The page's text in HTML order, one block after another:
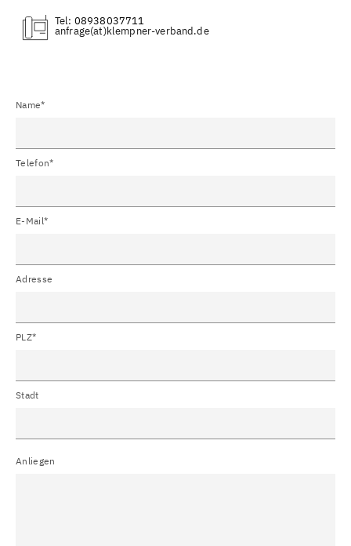
Tel: 08938037711
(at)
Name*
Telefon*
E-Mail*
Adresse
PLZ*
Stadt
Anliegen